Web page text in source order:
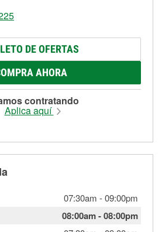
DE OFERTAS
AHORA
contratando
Aplica aquí
07:30am -09:00pm
08:00am-08:00pm